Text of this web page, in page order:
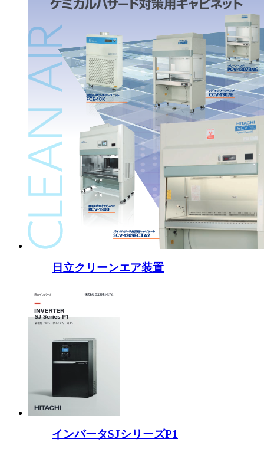
日立クリーンエア装置
インバータSJシリーズP1